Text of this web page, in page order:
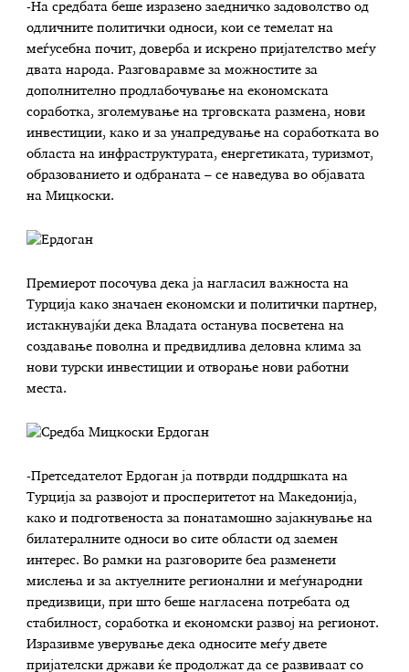
-На средбата беше изразено заедничко задоволство од
одличните политички односи, кои се темелат на
меѓусебна почит, доверба и искрено пријателство меѓу
двата народа. Разговаравме за можностите за
дополнително продлабочување на економската
соработка, зголемување на трговската размена, нови
инвестиции, како и за унапредување на соработката во
областа на инфраструктурата, енергетиката, туризмот,
образованието и одбраната – се наведува во објавата
на Мицкоски.
Премиерот посочува дека ја нагласил важноста на
Турција како значаен економски и политички партнер,
истакнувајќи дека Владата останува посветена на
создавање поволна и предвидлива деловна клима за
нови турски инвестиции и отворање нови работни
места.
-Претседателот Ердоган ја потврди поддршката на
Турција за развојот и просперитетот на Македонија,
како и подготвеноста за понатамошно зајакнување на
билатералните односи во сите области од заемен
интерес. Во рамки на разговорите беа разменети
мислења и за актуелните регионални и меѓународни
предизвици, при што беше нагласена потребата од
стабилност, соработка и економски развој на регионот.
Изразивме уверување дека односите меѓу двете
пријателски држави ќе продолжат да се развиваат со